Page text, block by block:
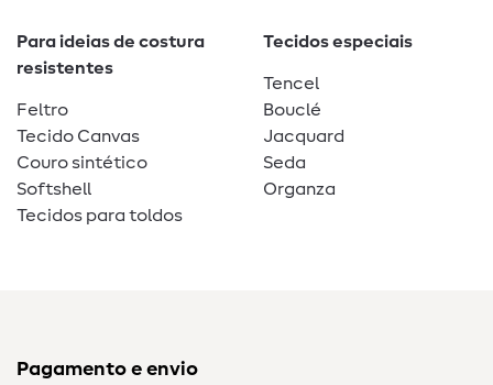
Para ideias de costura
resistentes
Feltro
Tecido Canvas
Couro sintético
Softshell
Tecidos para toldos
Tecidos especiais
Tencel
Bouclé
Jacquard
Seda
Organza
Pagamento e envio